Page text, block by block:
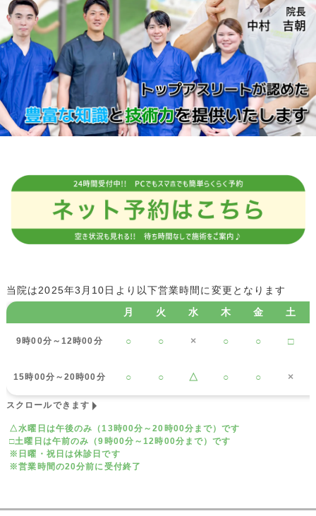
当院は2025年3月10日より以下営業時間に変更となります
月
火 水 木 金 土
9時00分～12時00分 ○ ○ × ○ ○ □
15時00分～20時00分 ○ ○ △ ○ ○ ×
スクロールできます
△水曜日は午後のみ（13時00分～20時00分まで）です
□土曜日は午前のみ（9時00分～12時00分まで）です
※日曜・祝日は休診日です
※営業時間の20分前に受付終了